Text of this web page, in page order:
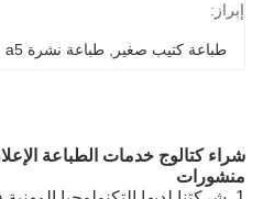
إبراز:
طباعة كتيب صغير, طباعة نشرة a5
شراء كتالوج خدمات الطباعة
منشورات